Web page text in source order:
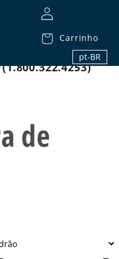
Carrinho
pt-BR
1.800.32.BIBLE
(1.800.322.4253)
de